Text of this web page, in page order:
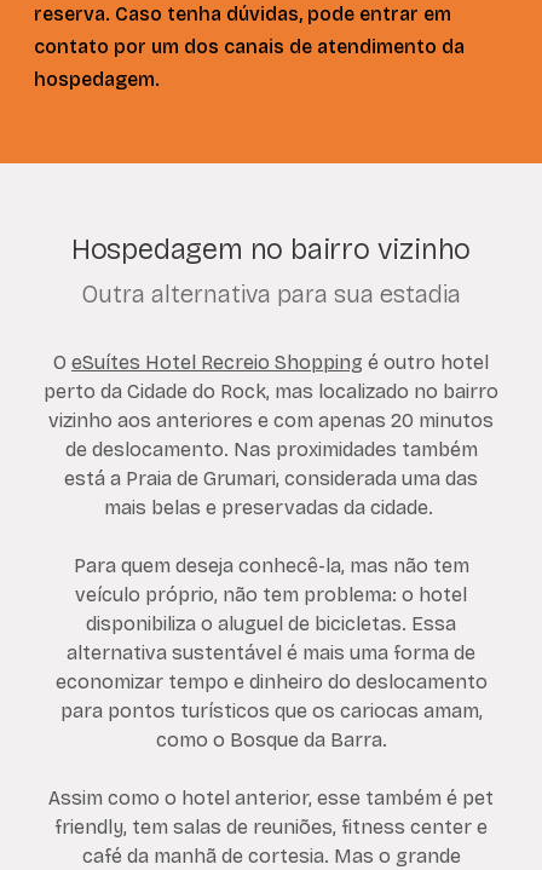
reserva. Caso tenha dúvidas, pode entrar em
contato por um dos canais de atendimento da
hospedagem.
Hospedagem no bairro vizinho
Outra alternativa para sua estadia
O eSuítes Hotel Recreio Shopping é outro hotel
perto da Cidade do Rock, mas localizado no bairro
vizinho aos anteriores e com apenas 20 minutos
de deslocamento. Nas proximidades também
está a Praia de Grumari, considerada uma das
mais belas e preservadas da cidade.
Para quem deseja conhecê-la, mas não tem
veículo próprio, não tem problema: o hotel
disponibiliza o aluguel de bicicletas. Essa
alternativa sustentável é mais uma forma de
economizar tempo e dinheiro do deslocamento
para pontos turísticos que os cariocas amam,
como o Bosque da Barra.
Assim como o hotel anterior, esse também é pet
friendly, tem salas de reuniões, fitness center e
café da manhã de cortesia. Mas o grande